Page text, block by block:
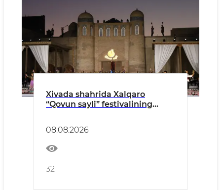
Xivada shahrida Xalqaro
“Qovun sayli” festivalining
08.08.2026
32